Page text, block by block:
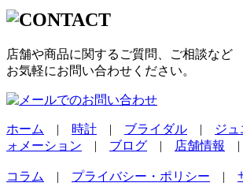
店舗や商品に関するご質問、ご相談など
お気軽にお問い合わせください。
ホーム | 時計 | ブライダル | ジュ
ォメーション | ブログ | 店舗情報
コラム | プライバシー・ポリシー |